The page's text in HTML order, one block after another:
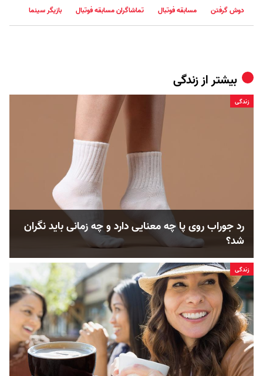
دوش گرفتن
مسابقه فوتبال تماشاگران مسابقه فوتبال بازیگر سینما
بیشتر اززندگی
زندگی
رد جوراب روی پا چه معنایی دارد و چه زمانی باید نگران
شد؟
زندگی